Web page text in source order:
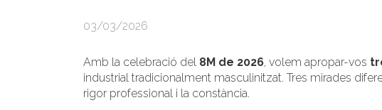
03/03/2026
Amb la celebració del 8M de 2026, volem apropar-vos
industrial tradicionalment masculinitzat. Tres mirades
rigor professional i la constància.